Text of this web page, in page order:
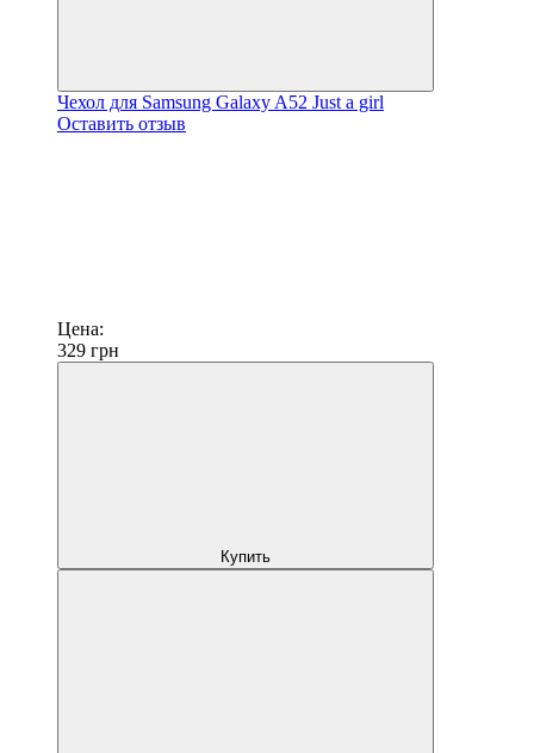
Чехол для Samsung Galaxy A52 Just a girl
Оставить отзыв
Цена:
329 грн
Купить